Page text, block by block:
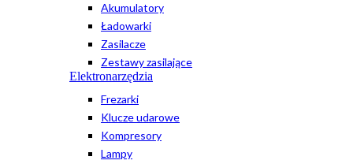
Akumulatory
Ładowarki
Zasilacze
Zestawy zasilające
Elektronarzędzia
Frezarki
Klucze udarowe
Kompresory
Lampy